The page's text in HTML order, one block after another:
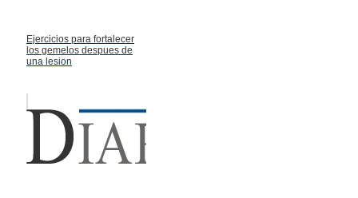
Ejercicios para fortalecer
los gemelos despues de
una lesion